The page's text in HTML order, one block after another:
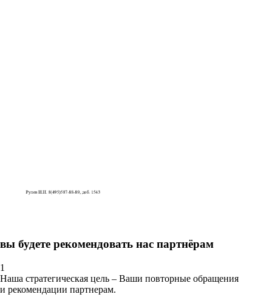
вы будете рекомендовать нас партнёрам
1
Наша стратегическая цель – Ваши повторные обращения
и рекомендации партнерам.